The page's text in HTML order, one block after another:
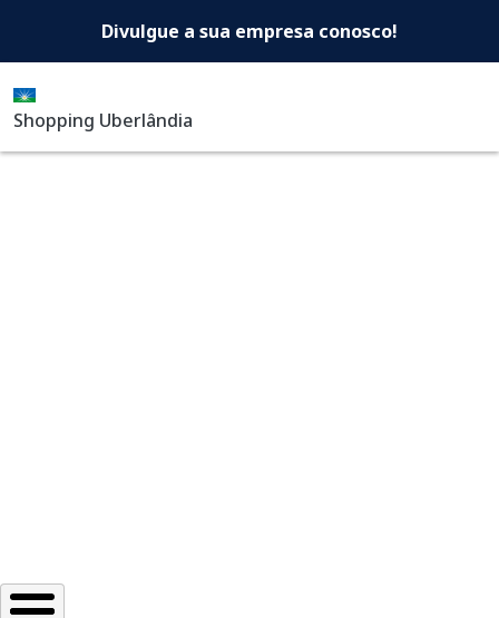
Shopping Uberlândia -
Divulgue a sua empresa conosco!
Shopping Uberlândia